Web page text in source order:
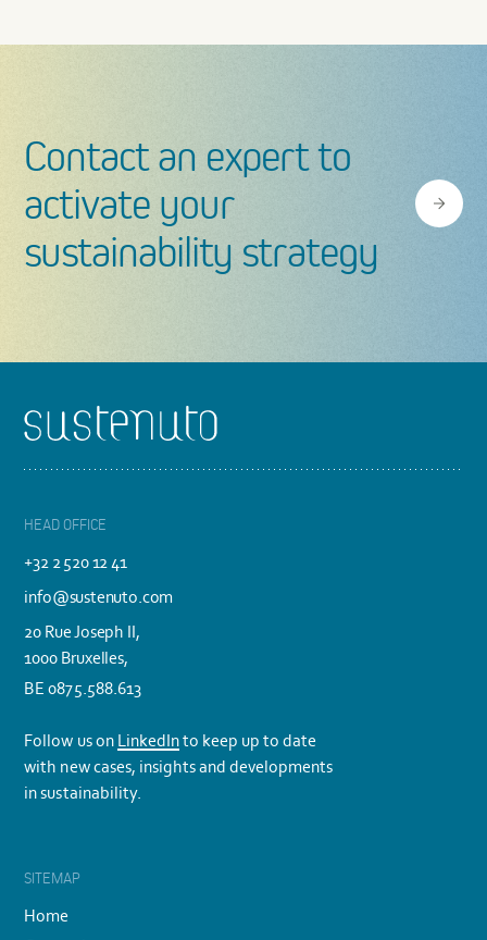
Contact an expert to
activate your
sustainability strategy
Footer
HEAD OFFICE
+32 2 520 12 41
info@sustenuto.com
20 Rue Joseph II,
1000 Bruxelles,
BE 0875.588.613
Follow us on LinkedInto keep up to date
with new cases, insights and developments
in sustainability.
SITEMAP
Home